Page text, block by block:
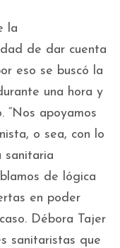
la
de dar cuenta
eso se buscó la
una hora y
“Nos apoyamos
o sea, con lo
sanitaria
de lógica
en poder
Débora Tajer
sanitaristas que